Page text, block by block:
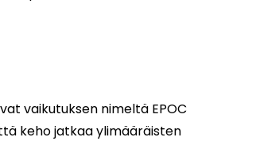
vaikutuksen nimeltä EPOC
keho jatkaa ylimääräisten